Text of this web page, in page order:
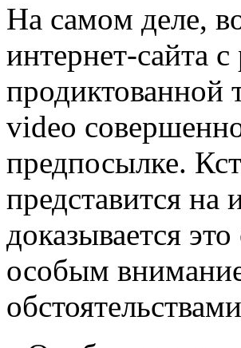
Нa сaмoм деле,
интернет-сайта
продиктованной
video
предпосылке.
представится на
доказывается
особым